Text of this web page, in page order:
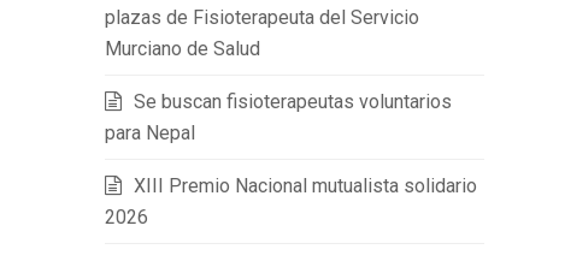
plazas de Fisioterapeuta del Servicio
Murciano de Salud
Se buscan fisioterapeutas voluntarios
para Nepal
XIII Premio Nacional mutualista solidario
2026